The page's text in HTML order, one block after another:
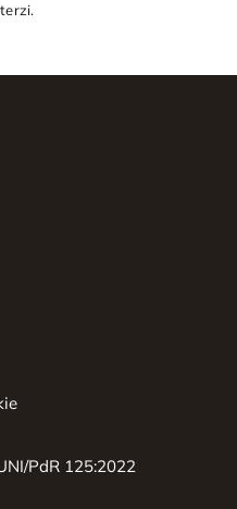
PdR 125:2022